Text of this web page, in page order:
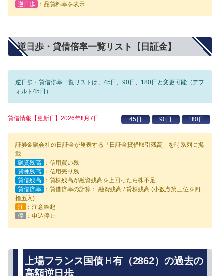
逆日歩
：品貸料率を表示
逆日歩・貸借倍率一覧リスト【日証金】
逆日歩・貸借倍率一覧リストは、45日、90日、180日と変更可能（デフ
ォルト45日）
貸借情報【更新日】2026年8月7日
証券金融会社の日証金が発表する「日証金貸借取引残高」を時系列に掲
載
融資残高
：信用買い残
貸株残高
：信用売り残
貸借残高
：貸株残高が融資残高を上回ったら株不足
貸借倍率
：貸借倍率の計算： 融資残高 / 貸株残高 (小数点第三位を四
捨五入)
注
：注意喚起
停
：申込停止
上場フランス国債Ｈ有（2862）の過去の
高額逆日歩